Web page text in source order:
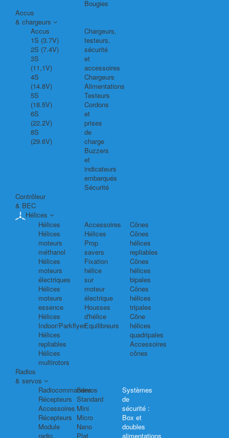
Bougies
Accus
& chargeurs
Accus
1S (3.7V)
2S (7.4V)
3S
(11,1V)
4S
(14.8V)
5S
(18.5V)
6S
(22.2V)
8S
(29.6V)
Chargeurs,
testeurs,
sécurité
et
accessoires
Chargeurs
Alimentations
Testeurs
Cordons
et
prises
de
charge
Buzzers
et
indicateurs
embarqués
Sécurité
Contrôleur
& BEC
Hélices
Hélices
Hélices
moteurs
méthanol
Hélices
moteurs
électriques
Hélices
moteurs
essence
Hélices
Indoor/Parkflyer
Hélices
repliables
Hélices
multirotors
Accessoires
Hélices
Prop
savers
Fixation
hélice
sur
moteur
électrique
Housses
d'hélice
Equilibreurs
Cônes
Cônes
hélices
repliables
Cônes
hélices
bipales
Cônes
hélices
tripales
Cône
hélices
quadripales
Accessoires
cônes
Radios
& servos
Radiocommandes
Récepteurs
Accessoires
Récepteurs
Module
radio
Servos
Standard
Mini
Micro
Nano
Plat
Systèmes
de
sécurité :
Box et
doubles
alimentations